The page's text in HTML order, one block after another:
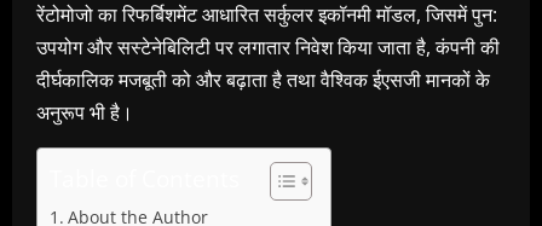
रेंटोमोजो का रिफर्बिशमेंट आधारित सर्कुलर इकॉनमी मॉडल, जिसमें पुन:
उपयोग और सस्टेनेबिलिटी पर लगातार निवेश किया जाता है, कंपनी की
दीर्घकालिक मजबूती को और बढ़ाता है तथा वैश्विक ईएसजी मानकों के
अनुरूप भी है।
About the Author